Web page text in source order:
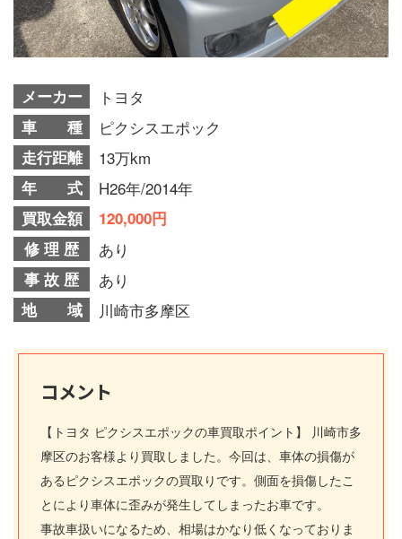
メーカー トヨタ
車 種 ピクシスエポック
走行距離 13万km
年 式 H26年/2014年
買取金額
120,000円
修 理 歴
あり
事 故 歴 あり
地 域 川崎市多摩区
コメント
【トヨタ ピクシスエポックの車買取ポイント】 川崎市多
摩区のお客様より買取しました。今回は、車体の損傷が
あるピクシスエポックの買取りです。側面を損傷したこ
とにより車体に歪みが発生してしまったお車です。
事故車扱いになるため、相場はかなり低くなっておりま